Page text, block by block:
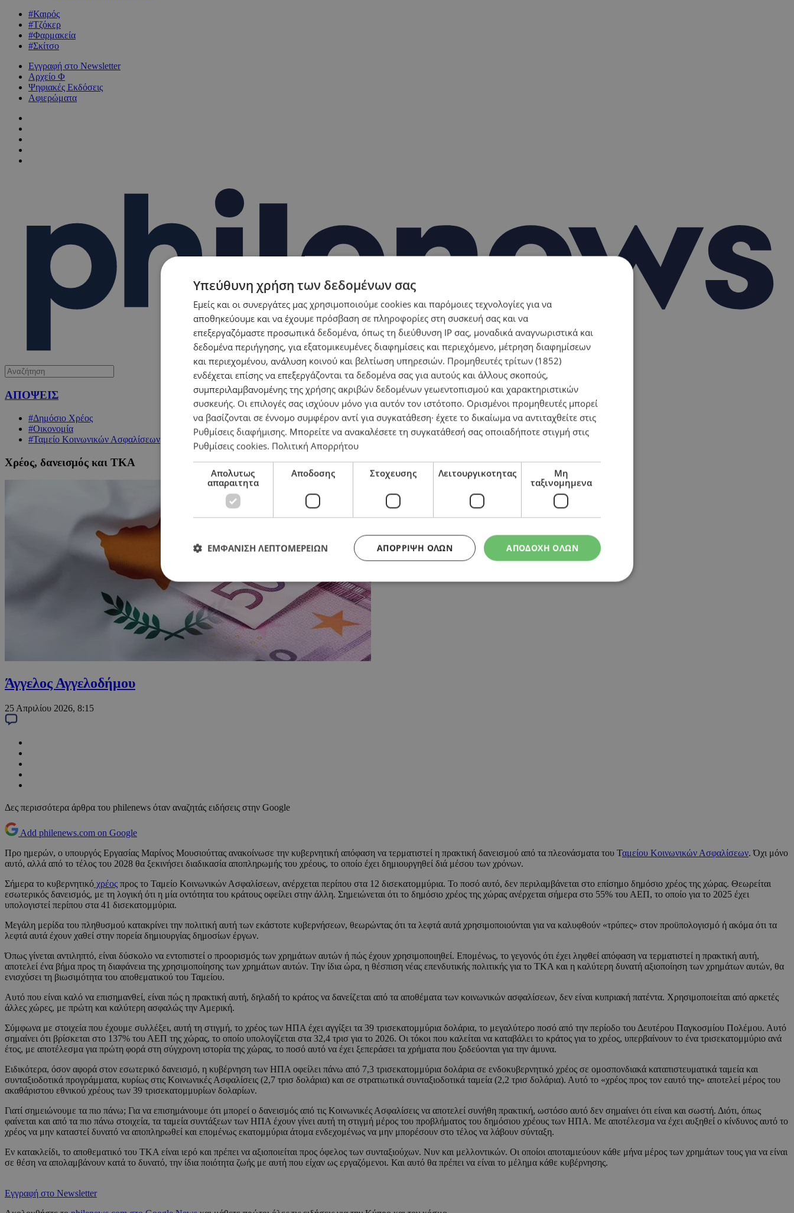
#Καιρός
#Τζόκερ
#Φαρμακεία
#Σκίτσο
Εγγραφή στο Newsletter
Αρχείο Φ
Ψηφιακές Εκδόσεις
Αφιερώματα
ΑΠΟΨΕΙΣ
#Δημόσιο Χρέος
#Οικονομία
#Ταμείo Κοινωνικών Ασφαλίσεων
Χρέος, δανεισμός και ΤΚΑ
Άγγελος Αγγελοδήμου
25 Απριλίου 2026, 8:15
Δες περισσότερα άρθρα του philenews όταν αναζητάς ειδήσεις στην Google
Add philenews.com on Google
Προ ημερών, ο υπουργός Εργασίας Μαρίνος Μουσιούττας ανακοίνωσε την κυβερνητική απόφαση να τερματιστεί η πρακτική δανεισμού από τα πλεονάσματα του Ταμείου Κοινωνικών Ασφαλίσεων. Όχι μόνο
αυτό, αλλά από το τέλος του 2028 θα ξεκινήσει διαδικασία αποπληρωμής του χρέους, το οποίο έχει δημιουργηθεί διά μέσου των χρόνων.
Σήμερα το κυβερνητικό χρέος προς το Ταμείο Κοινωνικών Ασφαλίσεων, ανέρχεται περίπου στα 12 δισεκατομμύρια. Το ποσό αυτό, δεν περιλαμβάνεται στο επίσημο δημόσιο χρέος της χώρας. Θεωρείται
εσωτερικός δανεισμός, με τη λογική ότι η μία οντότητα του κράτους οφείλει στην άλλη. Σημειώνεται ότι το δημόσιο χρέος της χώρας ανέρχεται σήμερα στο 55% του ΑΕΠ, το οποίο για το 2025 έχει
υπολογιστεί περίπου στα 41 δισεκατομμύρια.
Μεγάλη μερίδα του πληθυσμού κατακρίνει την πολιτική αυτή των εκάστοτε κυβερνήσεων, θεωρώντας ότι τα λεφτά αυτά χρησιμοποιούνται για να καλυφθούν «τρύπες» στον προϋπολογισμό ή ακόμα ότι τα
λεφτά αυτά έχουν χαθεί στην πορεία δημιουργίας δημοσίων έργων.
Όπως γίνεται αντιληπτό, είναι δύσκολο να εντοπιστεί ο προορισμός των χρημάτων αυτών ή πώς έχουν χρησιμοποιηθεί. Επομένως, το γεγονός ότι έχει ληφθεί απόφαση να τερματιστεί η πρακτική αυτή,
αποτελεί ένα βήμα προς τη διαφάνεια της χρησιμοποίησης των χρημάτων αυτών. Την ίδια ώρα, η θέσπιση νέας επενδυτικής πολιτικής για το ΤΚΑ και η καλύτερη δυνατή αξιοποίηση των χρημάτων αυτών, θα
ενισχύσει τη βιωσιμότητα του αποθεματικού του Ταμείου.
Αυτό που είναι καλό να επισημανθεί, είναι πώς η πρακτική αυτή, δηλαδή το κράτος να δανείζεται από τα αποθέματα των κοινωνικών ασφαλίσεων, δεν είναι κυπριακή πατέντα. Χρησιμοποιείται από αρκετές
άλλες χώρες, με πρώτη και καλύτερη ασφαλώς την Αμερική.
Σύμφωνα με στοιχεία που έχουμε συλλέξει, αυτή τη στιγμή, το χρέος των ΗΠΑ έχει αγγίξει τα 39 τρισεκατομμύρια δολάρια, το μεγαλύτερο ποσό από την περίοδο του Δευτέρου Παγκοσμίου Πολέμου. Αυτό
σημαίνει ότι βρίσκεται στο 137% του ΑΕΠ της χώρας, το οποίο υπολογίζεται στα 32,4 τρισ για το 2026. Οι τόκοι που καλείται να καταβάλει το κράτος για το χρέος, υπερβαίνουν το ένα τρισεκατομμύριο ανά
έτος, με αποτέλεσμα για πρώτη φορά στη σύγχρονη ιστορία της χώρας, το ποσό αυτό να έχει ξεπεράσει τα χρήματα που ξοδεύονται για την άμυνα.
Ειδικότερα, όσον αφορά στον εσωτερικό δανεισμό, η κυβέρνηση των ΗΠΑ οφείλει πάνω από 7,3 τρισεκατομμύρια δολάρια σε ενδοκυβερνητικό χρέος σε ομοσπονδιακά καταπιστευματικά ταμεία και
συνταξιοδοτικά προγράμματα, κυρίως στις Κοινωνικές Ασφαλίσεις (2,7 τρισ δολάρια) και σε στρατιωτικά συνταξιοδοτικά ταμεία (2,2 τρισ δολάρια). Αυτό το «χρέος προς τον εαυτό της» αποτελεί μέρος του
ακαθάριστου εθνικού χρέους των 39 τρισεκατομμυρίων δολαρίων.
Γιατί σημειώνουμε τα πιο πάνω; Για να επισημάνουμε ότι μπορεί ο δανεισμός από τις Κοινωνικές Ασφαλίσεις να αποτελεί συνήθη πρακτική, ωστόσο αυτό δεν σημαίνει ότι είναι και σωστή. Διότι, όπως
φαίνεται και από τα πιο πάνω στοιχεία, τα ταμεία συντάξεων των ΗΠΑ έχουν γίνει αυτή τη στιγμή μέρος του προβλήματος του δημόσιου χρέους των ΗΠΑ. Με αποτέλεσμα να έχει αυξηθεί ο κίνδυνος αυτό το
χρέος να μην καταστεί δυνατό να αποπληρωθεί και επομένως εκατομμύρια άτομα ενδεχομένως να μην μπορέσουν στο τέλος να λάβουν σύνταξη.
Εν κατακλείδι, το αποθεματικό του ΤΚΑ είναι ιερό και πρέπει να αξιοποιείται προς όφελος των συνταξιούχων. Νυν και μελλοντικών. Οι οποίοι αποταμιεύουν κάθε μήνα μέρος των χρημάτων τους για να είναι
σε θέση να απολαμβάνουν κατά το δυνατό, την ίδια ποιότητα ζωής με αυτή που είχαν ως εργαζόμενοι. Και αυτό θα πρέπει να είναι το μέλημα κάθε κυβέρνησης.
Εγγραφή στο Newsletter
Υπεύθυνη χρήση των δεδομένων σας
Εμείς και οι συνεργάτες μας χρησιμοποιούμε cookies και παρόμοιες τεχνολογίες για να
αποθηκεύουμε και να έχουμε πρόσβαση σε πληροφορίες στη συσκευή σας και να
επεξεργαζόμαστε προσωπικά δεδομένα, όπως τη διεύθυνση IP σας, μοναδικά αναγνωριστικά και
δεδομένα περιήγησης, για εξατομικευμένες διαφημίσεις και περιεχόμενο, μέτρηση διαφημίσεων
και περιεχομένου, ανάλυση κοινού και βελτίωση υπηρεσιών. Προμηθευτές τρίτων (1852)
ενδέχεται επίσης να επεξεργάζονται τα δεδομένα σας για αυτούς και άλλους σκοπούς,
συμπεριλαμβανομένης της χρήσης ακριβών δεδομένων γεωεντοπισμού και χαρακτηριστικών
συσκευής. Οι επιλογές σας ισχύουν μόνο για αυτόν τον ιστότοπο. Ορισμένοι προμηθευτές μπορεί
να βασίζονται σε έννομο συμφέρον αντί για συγκατάθεση· έχετε το δικαίωμα να αντιταχθείτε στις
Ρυθμίσεις διαφήμισης. Μπορείτε να ανακαλέσετε τη συγκατάθεσή σας οποιαδήποτε στιγμή στις
Ρυθμίσεις cookies. Πολιτική Απορρήτου
Απολυτως
απαραιτητα
Αποδοσης Στοχευσης Λειτουργικοτητας
Μη
ταξινομημενα
ΑΠΟΔΟΧΗ ΟΛΩΝ
ΑΠΌΡΡΙΨΗ ΌΛΩΝ
ΕΜΦΑΝΙΣΗ ΛΕΠΤΟΜΕΡΕΙΩΝ